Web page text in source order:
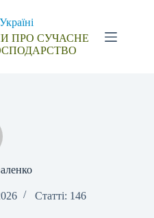
ПРО СУЧАСНЕ
Статті: 146